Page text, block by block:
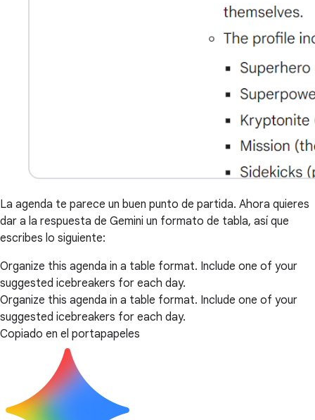
La agenda te parece un buen punto de partida. Ahora quieres
dar a la respuesta de Gemini un formato de tabla, así que
escribes lo siguiente:
Organize this agenda in a table format. Include one of your
suggested icebreakers for each day.
Organize this agenda in a table format. Include one of your
suggested icebreakers for each day.
Copiado en el portapapeles